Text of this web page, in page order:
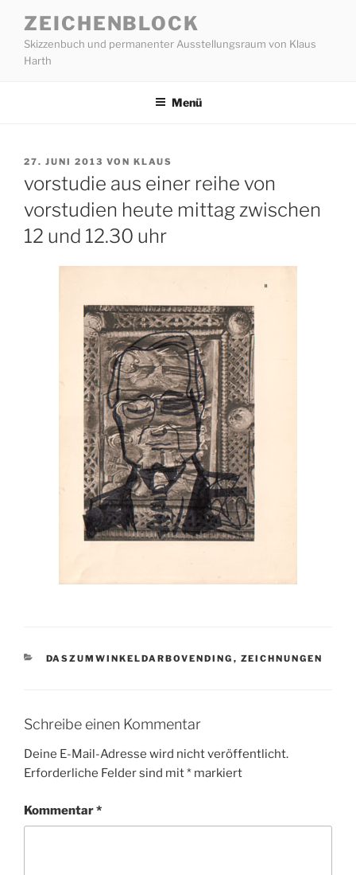
Inhalt
springen
ZEICHENBLOCK
Skizzenbuch und permanenter Ausstellungsraum von Klaus
Harth
Menü
VERÖFFENTLICHT
27. JUNI 2013 VON KLAUS
vorstudie aus einer reihe von
vorstudien heute mittag zwischen
12 und 12.30 uhr
KATEGORIEN
DASZUMWINKELDARBOVENDING , ZEICHNUNGEN
Schreibe einen Kommentar
Deine E-Mail-Adresse wird nicht veröffentlicht.
Erforderliche Felder sind mit* markiert
Kommentar*